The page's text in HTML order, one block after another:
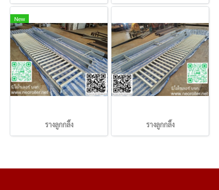
New
รางลูกกลิ้ง รางลูกกลิ้ง